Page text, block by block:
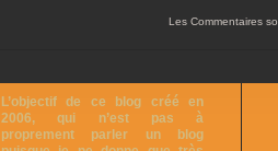
Les Commentaires
L’objectif de ce blog créé en
2006, qui n’est pas à
proprement parler un blog